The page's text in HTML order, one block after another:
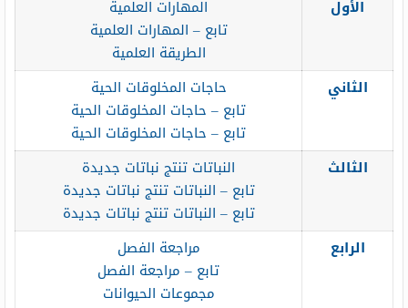
الأول
المهارات العلمية
تابع – المهارات العلمية
الطريقة العلمية
الثاني
حاجات المخلوقات الحية
تابع – حاجات المخلوقات الحية
تابع – حاجات المخلوقات الحية
الثالث
النباتات تنتج نباتات جديدة
تابع – النباتات تنتج نباتات جديدة
تابع – النباتات تنتج نباتات جديدة
الرابع
مراجعة الفصل
تابع – مراجعة الفصل
مجموعات الحيوانات